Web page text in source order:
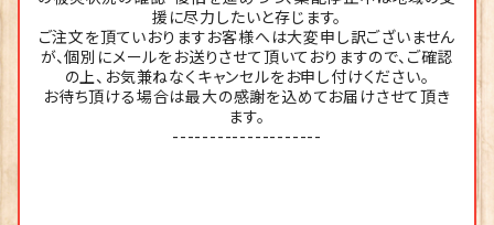
援に尽力したいと存じます。
ご注文を頂ていおりますお客様へは大変申し訳ございません
が、個別にメールをお送りさせて頂いておりますので、ご確認
の上、お気兼ねなくキャンセルをお申し付けください。
お待ち頂ける場合は最大の感謝を込めてお届けさせて頂き
ます。
--------------------